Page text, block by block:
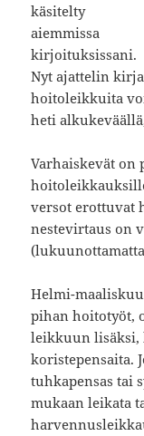
käsitelty
aiemmissa
kirjoituksissani.
Nyt ajattelin
hoitoleikkuita
heti
Varhaiskevät on
versot erottuvat
nestevirtaus on
Helmi-
pihan hoitotyöt,
leikkuun lisäksi,
koristepensaita.
tuhkapensas tai
mukaan leikata